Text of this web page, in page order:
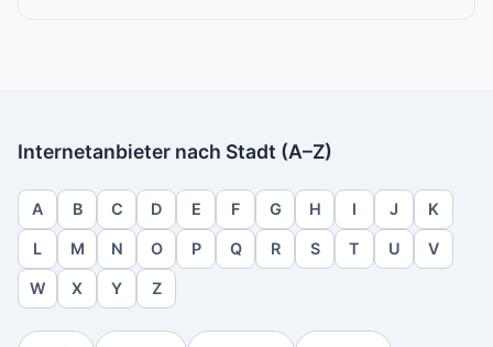
Internetanbieter nach Stadt (A–Z)
A B C D E F G H I J K
L M N O P Q R S T U V
W X Y Z